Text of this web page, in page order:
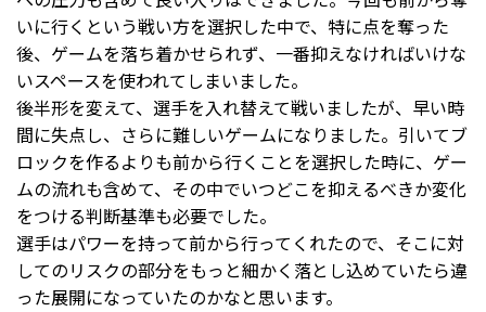
いに行くという戦い方を選択した中で、特に点を奪った
後、ゲームを落ち着かせられず、一番抑えなければいけな
いスペースを使われてしまいました。
後半形を変えて、選手を入れ替えて戦いましたが、早い時
間に失点し、さらに難しいゲームになりました。引いてブ
ロックを作るよりも前から行くことを選択した時に、ゲー
ムの流れも含めて、その中でいつどこを抑えるべきか変化
をつける判断基準も必要でした。
選手はパワーを持って前から行ってくれたので、そこに対
してのリスクの部分をもっと細かく落とし込めていたら違
った展開になっていたのかなと思います。